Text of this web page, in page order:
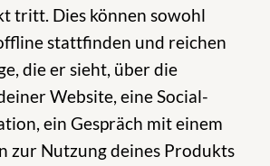
tritt. Dies können sowohl
stattfinden und reichen
die er sieht, über die
Website, eine Social-
ein Gespräch mit einem
zur Nutzung deines Produkts